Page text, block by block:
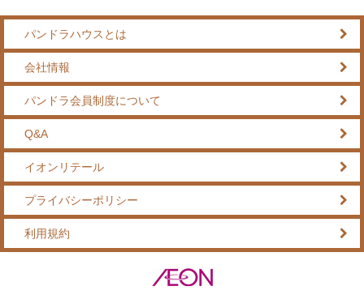
パンドラハウスとは
会社情報
パンドラ会員制度について
Q&A
イオンリテール
プライバシーポリシー
利用規約